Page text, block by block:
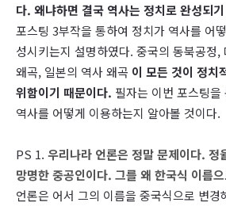
다. 왜냐하면 결국 역사는 정치로 완성되
포스팅 3부작을 통하여 정치가 역사를 어
성시키는지 설명하였다. 중국의 동북공정,
왜곡, 일본의 역사 왜곡 이 모든 것이 정치
위함이기 때문이다. 필자는 이번 포스팅
역사를 어떻게 이용하는지 알아볼 것이다.
PS 1. 우리나라 언론은 정말 문제이다. 정
망명한 중공인이다. 그를 왜 한국식 이름
언론은 어서 그의 이름을 중국식으로 변경